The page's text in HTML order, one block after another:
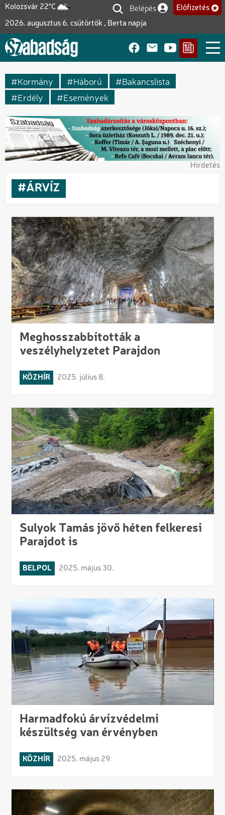
Ugrás
tartalomra
Kolozsvár 22°C
2026. augusztus 6. csütörtök , Berta napja
Felhasználói fiók
Belépés Előfizetés
Kormány Háború
Bakancslista
Erdély
Események
Hirdetés
ÁRVÍZ
Meghosszabbították a
veszélyhelyzetet Parajdon
KÖZHÍR 2025. július 8.
Sulyok Tamás jövő héten felkeresi
Parajdot is
BELPOL 2025. május 30.
Harmadfokú árvízvédelmi
készültség van érvényben
KÖZHÍR 2025. május 29.